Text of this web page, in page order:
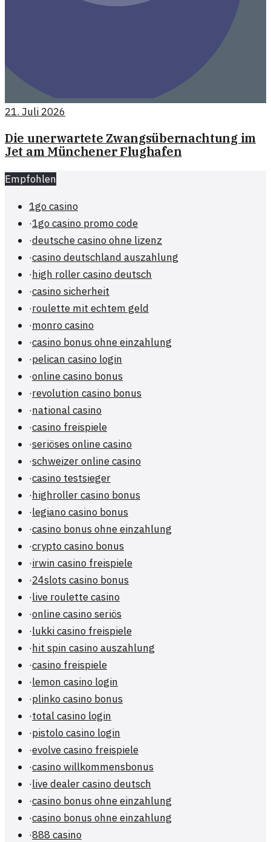
21. Juli 2026
Die unerwartete Zwangsübernachtung im
Jet am Münchener Flughafen
Empfohlen
1go casino
·1go casino promo code
·deutsche casino ohne lizenz
·casino deutschland auszahlung
·high roller casino deutsch
·casino sicherheit
·roulette mit echtem geld
·monro casino
·casino bonus ohne einzahlung
·pelican casino login
·online casino bonus
·revolution casino bonus
·national casino
·casino freispiele
·seriöses online casino
·schweizer online casino
·casino testsieger
·highroller casino bonus
·legiano casino bonus
·casino bonus ohne einzahlung
·crypto casino bonus
·irwin casino freispiele
·24slots casino bonus
·live roulette casino
·online casino seriös
·lukki casino freispiele
·hit spin casino auszahlung
·casino freispiele
·lemon casino login
·plinko casino bonus
·total casino login
·pistolo casino login
·evolve casino freispiele
·casino willkommensbonus
·live dealer casino deutsch
·casino bonus ohne einzahlung
·casino bonus ohne einzahlung
·888 casino